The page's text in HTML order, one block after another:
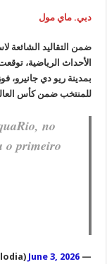
دبي. ماي مول
ضمن التقاليد الشائعة
الأحداث الرياضية،
بمدينة ريو دي جانيرو،
للمنتخب ضمن كأس
no
o primeiro
— Jornal O Dia (@jornalodia)
June 3, 2026